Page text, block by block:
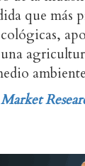
que más
una